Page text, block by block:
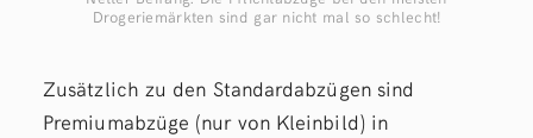
Drogeriemärkten sind gar nicht mal so schlecht!
Zusätzlich zu den Standardabzügen sind
Premiumabzüge (nur von Kleinbild) in